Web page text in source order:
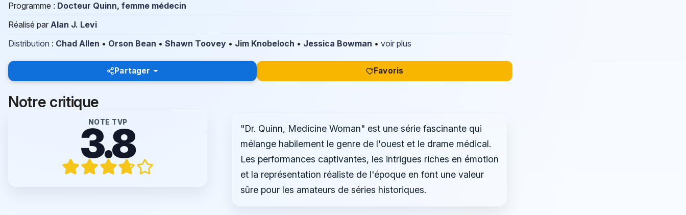
Programme : Docteur Quinn, femme médecin
Réalisé par Alan J. Levi
Distribution : Chad Allen • Orson Bean • Shawn Toovey • Jim Knobeloch • Jessica Bowman • voir plus
Partager Favoris
Notre critique
NOTE TVP
3.8
"Dr. Quinn, Medicine Woman" est une série fascinante qui
mélange habilement le genre de l'ouest et le drame médical.
Les performances captivantes, les intrigues riches en émotion
et la représentation réaliste de l'époque en font une valeur
sûre pour les amateurs de séries historiques.